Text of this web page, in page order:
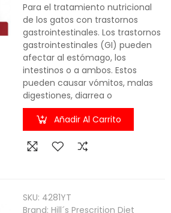
Para el tratamiento nutricional
de los gatos con trastornos
gastrointestinales. Los trastornos
gastrointestinales (GI) pueden
afectar al estómago, los
intestinos o a ambos. Estos
pueden causar vómitos, malas
digestiones, diarrea o
Añadir Al Carrito
SKU: 4281YT
Brand:Hill´s Prescrition Diet